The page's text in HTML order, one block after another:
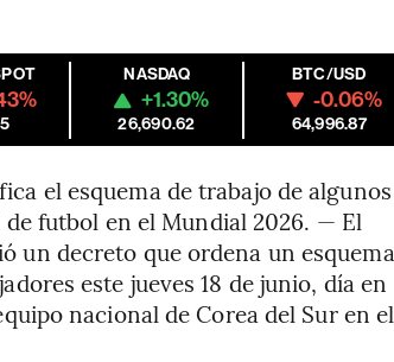
NASDAQ
+1.30%
26,690.62
BTC/USD
-0.06%
64,996.87
el esquema de trabajo de algunos
futbol en el Mundial 2026. — El
un decreto que ordena un esquema
este jueves 18 de junio, día en
nacional de Corea del Sur en el